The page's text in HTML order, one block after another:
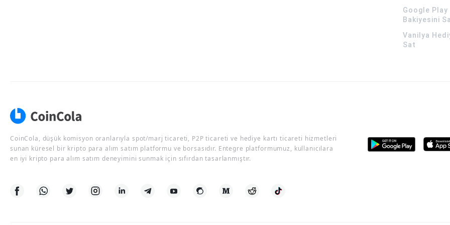
Google Play
Bakiyesini
Vanilya
Sat
CoinCola, düşük komisyon oranlarıyla spot/marj ticareti, P2P ticareti ve hediye kartı ticareti hizmetleri
sunan küresel bir kripto para alım satım platformu ve borsasıdır. Entegre platformumuz, kullanıcılara
en iyi kripto para alım satım deneyimini sunmak için sıfırdan tasarlanmıştır.